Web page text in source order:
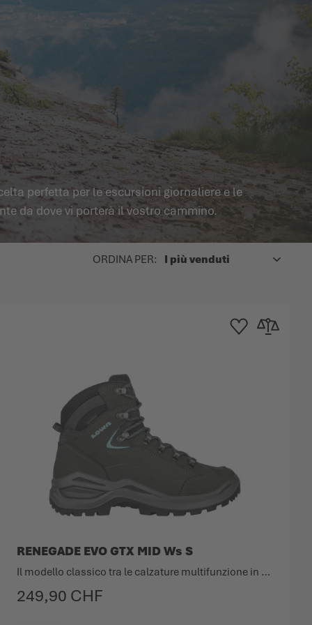
perfetta per le escursioni giornaliere e le
da dove vi porterà il vostro cammino.
ORDINA PER: SUPERIORE
Desideri
249,90 CHF
RENEGADE EVO GTX MID Ws S
Il modello classico tra le calzature multifunzione in una nuova versione.
Aggiungi alla Lista
Aggiungi al